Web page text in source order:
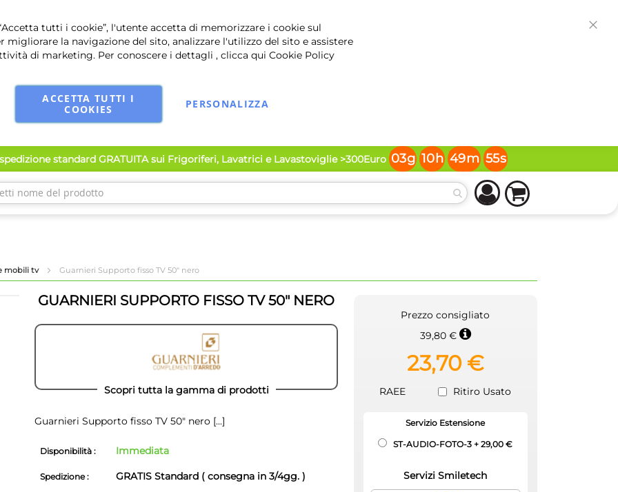
tutti i cookie”, l'utente accetta di memorizzare i cookie sul
migliorare la navigazione del sito, analizzare l'utilizzo del sito e assistere
di marketing. Per conoscere i dettagli , clicca qui Cookie Policy
ACCETTA TUTTI I
COOKIES
PERSONALIZZA
standard GRATUITA sui Frigoriferi, Lavatrici e Lavastoviglie >300Euro 03g 10h 49m 55s
mobili tv Guarnieri Supporto fisso TV 50" nero
GUARNIERI SUPPORTO FISSO TV 50" NERO
Scopri tutta la gamma di prodotti
Guarnieri Supporto fisso TV 50" nero [...]
Disponibilità : Immediata
Spedizione : GRATIS Standard ( consegna in 3/4gg. )
Prezzo consigliato
39,80 €
23,70 €
RAEE Ritiro Usato
Servizio Estensione
ST-AUDIO-FOTO-3+29,00 €
Servizi Smiletech